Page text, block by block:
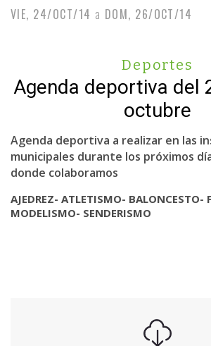
VIE, 24/OCT/14 a DOM, 26/OCT/14
Deportes
Agenda deportiva del
octubre
Agenda deportiva a realizar en las
municipales durante los próximos
donde colaboramos
AJEDREZ- ATLETISMO- BALONCESTO-
MODELISMO- SENDERISMO